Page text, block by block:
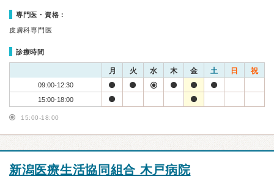
専門医・資格：
皮膚科専門医
診療時間
月 火 水 木 金 土 日 祝
09:00-12:30
15:00-18:00
15:00-18:00
新潟医療生活協同組合 木戸病院